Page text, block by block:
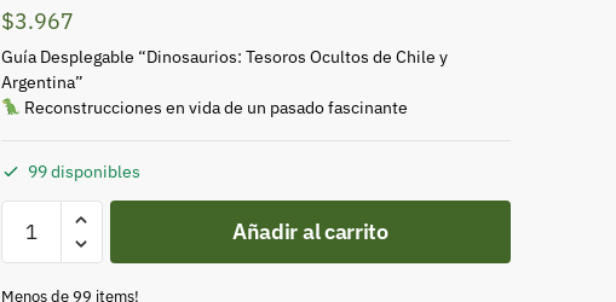
$3.967
Guía Desplegable “Dinosaurios: Tesoros Ocultos de Chile y
Argentina”
Reconstrucciones en vida de un pasado fascinante
99 disponibles
Desplegable
Añadir al carrito
Menos de 99 items!